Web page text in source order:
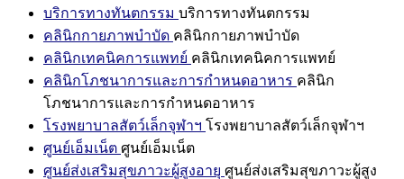
บริการทางทันตกรรม บริการทางทันตกรรม
คลินิกกายภาพบำบัด คลินิกกายภาพบำบัด
คลินิกเทคนิคการแพทย์ คลินิกเทคนิคการแพทย์
คลินิกโภชนาการและการกำหนดอาหาร คลินิก
โภชนาการและการกำหนดอาหาร
โรงพยาบาลสัตว์เล็กจุฬาฯ โรงพยาบาลสัตว์เล็กจุฬาฯ
ศูนย์เอ็มเน็ต ศูนย์เอ็มเน็ต
ศูนย์ส่งเสริมสุขภาวะผู้สูงอายุ ศูนย์ส่งเสริมสุขภาวะผู้สูง